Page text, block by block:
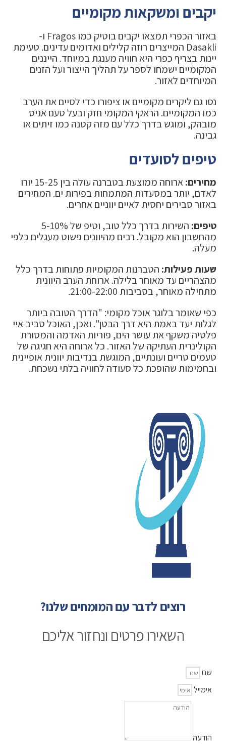
יקבים ומשקאות מקומיים
באזור הכפרי תמצאו יקבים בוטיק כמו Fragos ו-
Dasakli המייצרים רוזה קלילים ואדומים עדינים. טעימת
יינות בצריף כפרי היא חוויה מענגת במיוחד. הייננים
המקומיים ישמחו לספר על תהליך הייצור ועל הזנים
המיוחדים לאזור.
נסו גם ליקרים מקומיים או ציפורו כדי לסיים את הערב
כמו המקומיים. הראקי המקומי חזק ובעל טעם אניס
מובהק, ומוגש בדרך כלל עם מזה קטנה כמו זיתים או
גבינה.
טיפים לסועדים
מחירים:
ארוחה ממוצעת בטברנה עולה בין 15-25 יורו
לאדם, יותר במסעדות המתמחות בפירות ים. המחירים
באזור סבירים יחסית לאיים יווניים אחרים.
טיפים:
השירות בדרך כלל טוב, וטיפ של 5-10%
מהחשבון הוא מקובל. רבים מהיוונים פשוט מעגלים כלפי
מעלה.
שעות פעילות: הטברנות המקומיות פתוחות בדרך כלל
מהצהריים עד מאוחר בלילה. ארוחת הערב היוונית
מתחילה מאוחר, בסביבות 21:00-22:00.
כפי שאומר בלוגר אוכל מקומי: "הדרך הטובה ביותר
לגלות יעד באמת היא דרך הבטן". ואכן, האוכל סביב איי
פלטיה משקף את עושר הים, פוריות האדמה והמסורת
הקולינרית העתיקה של האזור. כל ארוחה היא חגיגה של
טעמים טריים ועונתיים, המוגשת בנדיבות יוונית אופיינית
ובחמימות שהופכת כל סעודה לחוויה בלתי נשכחת.
רוצים לדבר עם המומחים שלנו?
השאירו פרטים ונחזור אליכם
שם
אימייל
הודעה